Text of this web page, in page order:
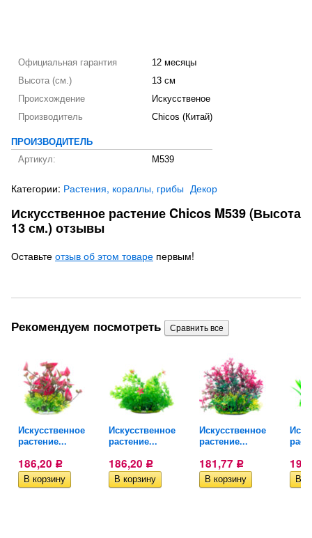
Официальная гарантия
12 месяцы
Высота (см.)
13 см
Происхождение
Искусственое
Производитель
Chicos (Китай)
ПРОИЗВОДИТЕЛЬ
Артикул:
M539
Категории: Растения, кораллы, грибы Декор
Искусственное растение Chicos M539 (Высота
13 см.) отзывы
Оставьте отзыв об этом товаре первым!
Рекомендуем посмотреть
Искусственное
растение...
186,20 Р
Искусственное
растение...
186,20 Р
Искусственное
растение...
181,77 Р